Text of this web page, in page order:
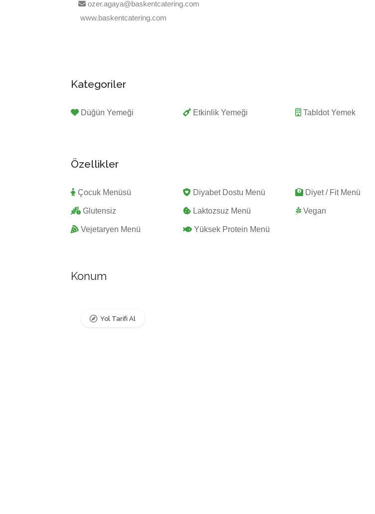
ozer.agaya@baskentcatering.com
www.baskentcatering.com
Kategoriler
Düğün Yemeği Etkinlik Yemeği Tabldot Yemek
Özellikler
Çocuk Menüsü Diyabet Dostu Menü Diyet / Fit Menü
Glutensiz Laktozsuz Menü Vegan
Vejetaryen Menü Yüksek Protein Menü
Konum
Yol Tarifi Al